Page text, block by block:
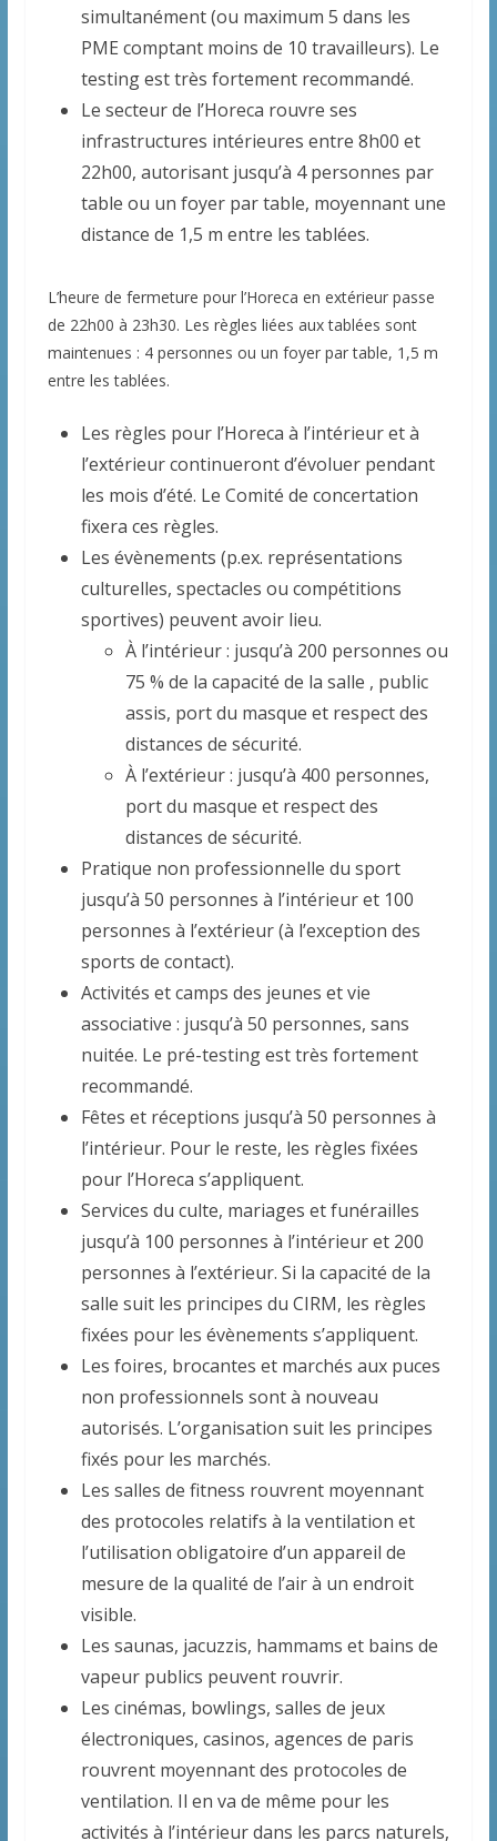
simultanément (ou maximum 5 dans les
PME comptant moins de 10 travailleurs). Le
testing est très fortement recommandé.
Le secteur de l’Horeca rouvre ses
infrastructures intérieures entre 8h00 et
22h00, autorisant jusqu’à 4 personnes par
table ou un foyer par table, moyennant une
distance de 1,5 m entre les tablées.
L’heure de fermeture pour l’Horeca en extérieur passe
de 22h00 à 23h30. Les règles liées aux tablées sont
maintenues : 4 personnes ou un foyer par table, 1,5 m
entre les tablées.
Les règles pour l’Horeca à l’intérieur et à
l’extérieur continueront d’évoluer pendant
les mois d’été. Le Comité de concertation
fixera ces règles.
Les évènements (p.ex. représentations
culturelles, spectacles ou compétitions
sportives) peuvent avoir lieu.
À l’intérieur : jusqu’à 200 personnes ou
75 % de la capacité de la salle , public
assis, port du masque et respect des
distances de sécurité.
À l’extérieur : jusqu’à 400 personnes,
port du masque et respect des
distances de sécurité.
Pratique non professionnelle du sport
jusqu’à 50 personnes à l’intérieur et 100
personnes à l’extérieur (à l’exception des
sports de contact).
Activités et camps des jeunes et vie
associative : jusqu’à 50 personnes, sans
nuitée. Le pré-testing est très fortement
recommandé.
Fêtes et réceptions jusqu’à 50 personnes à
l’intérieur. Pour le reste, les règles fixées
pour l’Horeca s’appliquent.
Services du culte, mariages et funérailles
jusqu’à 100 personnes à l’intérieur et 200
personnes à l’extérieur. Si la capacité de la
salle suit les principes du CIRM, les règles
fixées pour les évènements s’appliquent.
Les foires, brocantes et marchés aux puces
non professionnels sont à nouveau
autorisés. L’organisation suit les principes
fixés pour les marchés.
Les salles de fitness rouvrent moyennant
des protocoles relatifs à la ventilation et
l’utilisation obligatoire d’un appareil de
mesure de la qualité de l’air à un endroit
visible.
Les saunas, jacuzzis, hammams et bains de
vapeur publics peuvent rouvrir.
Les cinémas, bowlings, salles de jeux
électroniques, casinos, agences de paris
rouvrent moyennant des protocoles de
ventilation. Il en va de même pour les
activités à l’intérieur dans les parcs naturels,